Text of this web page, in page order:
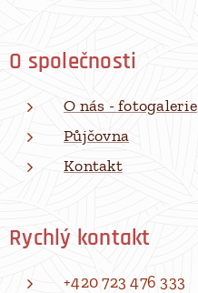
O společnosti
O nás - fotogalerie
Půjčovna
Kontakt
Rychlý kontakt
+420 723 476 333